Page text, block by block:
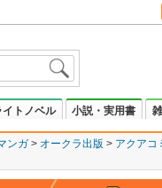
イトノベル 小説・実用書
ンガ オークラ出版 アクアコ